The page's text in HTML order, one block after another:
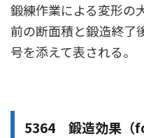
鍛練作業による変形の
前の断面積と鍛造終了
号を添えて表される。
5364 鍛造効果（